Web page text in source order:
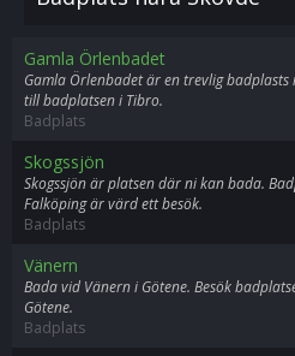
Gamla Örlenbadet
Gamla Örlenbadet är en trevlig badplasts
till badplatsen i Tibro.
Badplats
Skogssjön
Skogssjön är platsen där ni kan bada.
Falköping är värd ett besök.
Badplats
Vänern
Bada vid Vänern i Götene. Besök
Götene.
Badplats